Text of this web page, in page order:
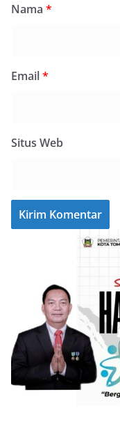
Nama *
Email*
Situs Web